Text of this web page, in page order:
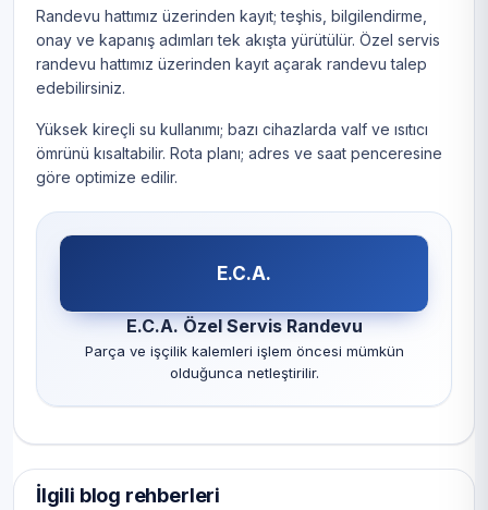
Randevu hattımız üzerinden kayıt; teşhis, bilgilendirme,
onay ve kapanış adımları tek akışta yürütülür. Özel servis
randevu hattımız üzerinden kayıt açarak randevu talep
edebilirsiniz.
Yüksek kireçli su kullanımı; bazı cihazlarda valf ve ısıtıcı
ömrünü kısaltabilir. Rota planı; adres ve saat penceresine
göre optimize edilir.
E.C.A.
E.C.A. Özel Servis Randevu
Parça ve işçilik kalemleri işlem öncesi mümkün
olduğunca netleştirilir.
İlgili blog rehberleri